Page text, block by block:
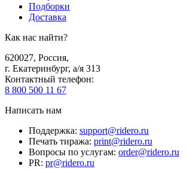
Подборки
Доставка
Как нас найти?
620027, Россия,
г. Екатеринбург, а/я 313
Контактный телефон:
8 800 500 11 67
Написать нам
Поддержка: support@ridero.ru
Печать тиража: print@ridero.ru
Вопросы по услугам: order@ridero.ru
PR: pr@ridero.ru